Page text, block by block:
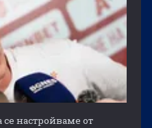
настройваме от